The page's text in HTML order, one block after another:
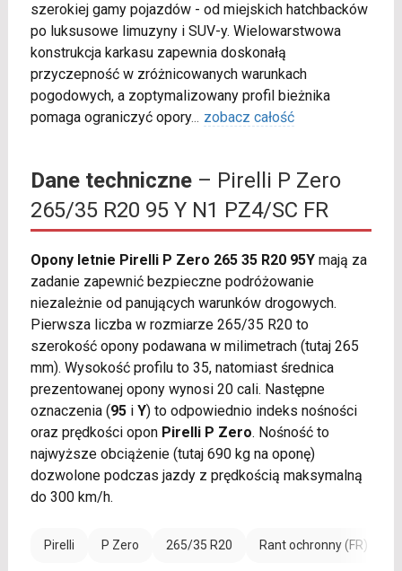
szerokiej gamy pojazdów - od miejskich hatchbacków
po luksusowe limuzyny i SUV-y. Wielowarstwowa
konstrukcja karkasu zapewnia doskonałą
przyczepność w zróżnicowanych warunkach
pogodowych, a zoptymalizowany profil bieżnika
pomaga ograniczyć opory... zobacz całość
Dane techniczne– Pirelli P Zero
265/35 R20 95 Y N1 PZ4/SC FR
Opony letnie Pirelli P Zero 265 35 R20 95Ymają za
zadanie zapewnić bezpieczne podróżowanie
niezależnie od panujących warunków drogowych.
Pierwsza liczba w rozmiarze 265/35 R20 to
szerokość opony podawana w milimetrach (tutaj 265
mm). Wysokość profilu to 35, natomiast średnica
prezentowanej opony wynosi 20 cali. Następne
oznaczenia (95i Y) to odpowiednio indeks nośności
oraz prędkości opon Pirelli P Zero. Nośność to
najwyższe obciążenie (tutaj 690 kg na oponę)
dozwolone podczas jazdy z prędkością maksymalną
do 300 km/h.
Pirelli P Zero 265/35 R20 Rant ochronny (FR)